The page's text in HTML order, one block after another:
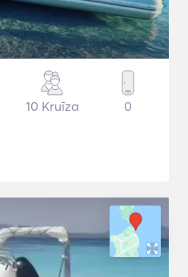
10 Kruīza 0